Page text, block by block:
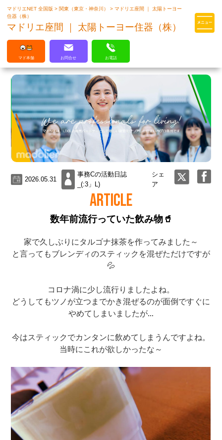
マドリエはLIXILの厳しい基準を
マドリエNET 全国版> 関東（東京・神奈川）>マドリエ座間 ｜ 太陽トーヨー
住器（株）
マドリエ座間 ｜ 太陽トーヨー住器（株）
マド本舗 お問合せ お電話
2026.05.31
事務Cの活動日誌
_(:3」L)
シェ
ア
ARTICLE
数年前流行っていた飲み物🥤